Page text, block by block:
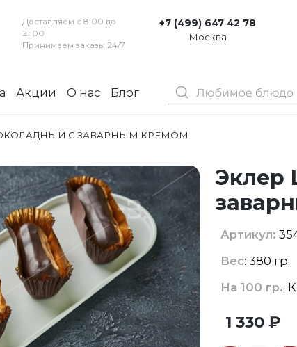
Доставляем с 8:00 до
21:00
Принимаем заказы 24/7
+7 (499) 647 42 78
Москва
Акции О нас Блог Контакты
С ЗАВАРНЫМ КРЕМОМ
Эклер
Артикул:
Вес: 380 гр.
На 100 гр.:
1 330 ₽